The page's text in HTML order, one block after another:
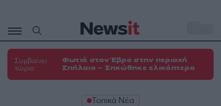
περιεχόμενο
Συμβαίνει
τώρα:
Φωτιά στον Έβρο στην περιοχή
Σπήλαιο – Σηκώθηκε ελικόπτερο
Τοπικά Νέα